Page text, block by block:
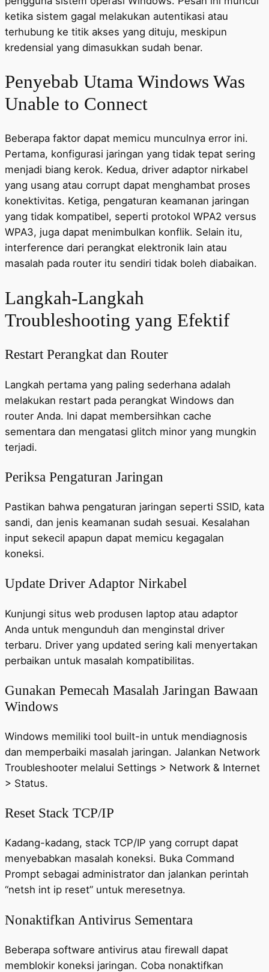
ketika sistem gagal melakukan autentikasi atau
terhubung ke titik akses yang dituju, meskipun
kredensial yang dimasukkan sudah benar.
Penyebab Utama Windows Was
Unable to Connect
Beberapa faktor dapat memicu munculnya error ini.
Pertama, konfigurasi jaringan yang tidak tepat sering
menjadi biang kerok. Kedua, driver adaptor nirkabel
yang usang atau corrupt dapat menghambat proses
konektivitas. Ketiga, pengaturan keamanan jaringan
yang tidak kompatibel, seperti protokol WPA2 versus
WPA3, juga dapat menimbulkan konflik. Selain itu,
interference dari perangkat elektronik lain atau
masalah pada router itu sendiri tidak boleh diabaikan.
Langkah-Langkah
Troubleshooting yang Efektif
Restart Perangkat dan Router
Langkah pertama yang paling sederhana adalah
melakukan restart pada perangkat Windows dan
router Anda. Ini dapat membersihkan cache
sementara dan mengatasi glitch minor yang mungkin
terjadi.
Periksa Pengaturan Jaringan
Pastikan bahwa pengaturan jaringan seperti SSID, kata
sandi, dan jenis keamanan sudah sesuai. Kesalahan
input sekecil apapun dapat memicu kegagalan
koneksi.
Update Driver Adaptor Nirkabel
Kunjungi situs web produsen laptop atau adaptor
Anda untuk mengunduh dan menginstal driver
terbaru. Driver yang updated sering kali menyertakan
perbaikan untuk masalah kompatibilitas.
Gunakan Pemecah Masalah Jaringan Bawaan
Windows
Windows memiliki tool built-in untuk mendiagnosis
dan memperbaiki masalah jaringan. Jalankan Network
Troubleshooter melalui Settings > Network & Internet
> Status.
Reset Stack TCP/IP
Kadang-kadang, stack TCP/IP yang corrupt dapat
menyebabkan masalah koneksi. Buka Command
Prompt sebagai administrator dan jalankan perintah
“netsh int ip reset” untuk meresetnya.
Nonaktifkan Antivirus Sementara
Beberapa software antivirus atau firewall dapat
memblokir koneksi jaringan. Coba nonaktifkan